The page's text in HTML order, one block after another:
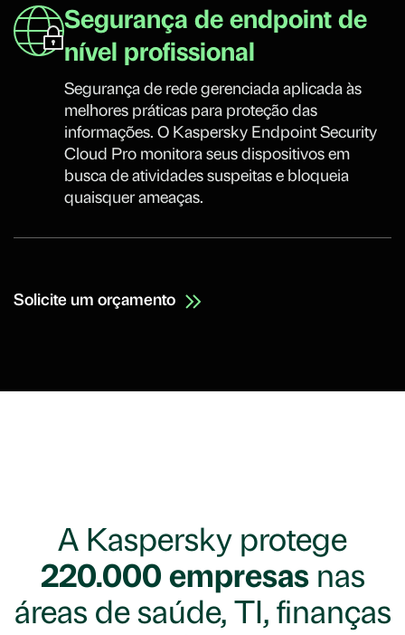
Segurança de endpoint de
nível profissional
Segurança de rede gerenciada aplicada às
melhores práticas para proteção das
informações. O Kaspersky Endpoint Security
Cloud Pro monitora seus dispositivos em
busca de atividades suspeitas e bloqueia
quaisquer ameaças.
Solicite um orçamento
A Kaspersky protege
220.000 empresasnas
áreas de saúde, TI, finanças